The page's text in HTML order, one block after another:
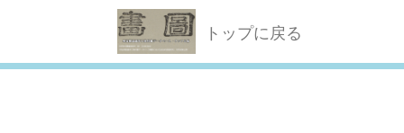
トップに戻る